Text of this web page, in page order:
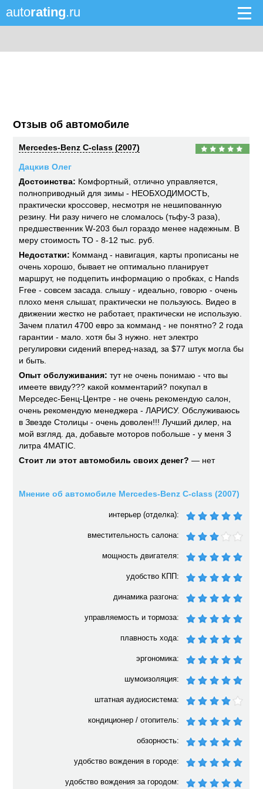
autorating.ru
Отзыв об автомобиле
Mercedes-Benz C-class (2007)
Дацкив Олег
Достоинства: Комфортный, отлично управляется,
полноприводный для зимы - НЕОБХОДИМОСТЬ,
практически кроссовер, несмотря не нешипованную
резину. Ни разу ничего не сломалось (тьфу-3 раза),
предшественник W-203 был гораздо менее надежным. В
меру стоимость ТО - 8-12 тыс. руб.
Недостатки: Комманд - навигация, карты прописаны не
очень хорошо, бывает не оптимально планирует
маршрут, не подцепить информацию о пробках, с Hands
Free - совсем засада. слышу - идеально, говорю - очень
плохо меня слышат, практически не пользуюсь. Видео в
движении жестко не работает, практически не использую.
Зачем платил 4700 евро за комманд - не понятно? 2 года
гарантии - мало. хотя бы 3 нужно. нет электро
регулировки сидений вперед-назад, за $77 штук могла бы
и быть.
Опыт обслуживания: тут не очень понимаю - что вы
имеете ввиду??? какой комментарий? покупал в
Мерседес-Бенц-Центре - не очень рекомендую салон,
очень рекомендую менеджера - ЛАРИСУ. Обслуживаюсь
в Звезде Столицы - очень доволен!!! Лучший дилер, на
мой взгляд. да, добавьте моторов побольше - у меня 3
литра 4MATIC.
Стоит ли этот автомобиль своих денег? — нет
Мнение об автомобиле Mercedes-Benz C-class (2007)
интерьер (отделка):
вместительность салона:
мощность двигателя:
удобство КПП:
динамика разгона:
управляемость и тормоза:
плавность хода:
эргономика:
шумоизоляция:
штатная аудиосистема:
кондиционер / отопитель:
обзорность:
удобство вождения в городе:
удобство вождения за городом: